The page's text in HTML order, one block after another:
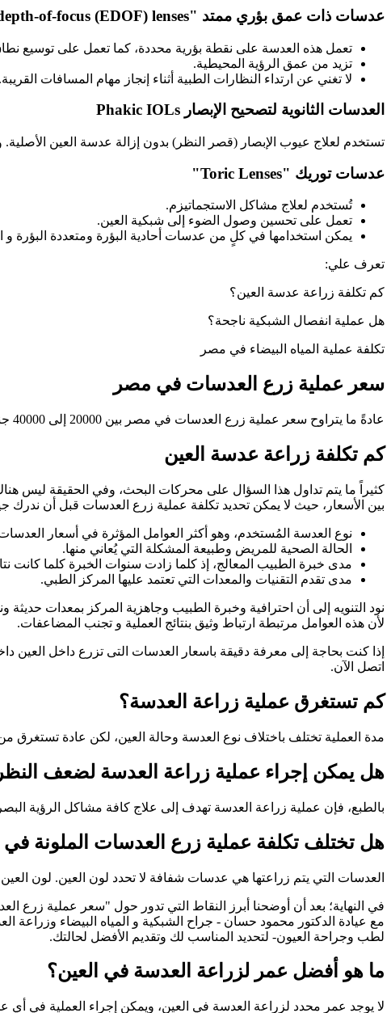
عدسات ذات عمق بؤري ممتد "Extended depth-of-focus (EDOF) lenses"
تعمل هذه العدسة على نقطة بؤرية محددة، كما تعمل على توسيع
تزيد من عمق الرؤية المحيطية.
لا تغني عن ارتداء النظارات الطبية أثناء إنجاز مهام المسافات القريبة.
العدسات الثانوية لتصحيح الإبصار Phakic IOLs
تستخدم لعلاج عيوب الإبصار (قصر النظر) بدون إزالة عدسة العين الأصلية.
عدسات توريك "Toric Lenses"
تُستخدم لعلاج مشاكل الاستجماتيزم.
تعمل على تحسين وصول الضوء إلى شبكية العين.
يمكن استخدامها في كلٍ من عدسات أحادية البؤرة ومتعددة البؤرة و
تعرف علي:
كم تكلفة زراعة عدسة العين؟
هل عملية انفصال الشبكية ناجحة؟
تكلفة عملية المياه البيضاء في مصر
سعر عملية زرع العدسات في مصر
عادةً ما يتراوح سعر عملية زرع العدسات في مصر بين 20000 إلى 40000 جنيه مصري، وقد تزداد أو تقل حسب العوامل المؤثرة في تحديد التكلفة التي سيتم توضيحها خلال الفقرة القادمة.
كم تكلفة زراعة عدسة العين
كثيراً ما يتم تداول هذا السؤال على محركات البحث، وفي الحقيقة ليس
بين الأسعار، حيث لا يمكن تحديد تكلفة عملية زرع العدسات قبل أن ندرك
نوع العدسة المُستخدم، وهو أكثر العوامل المؤثرة في أسعار
الحالة الصحية للمريض وطبيعة المشكلة التي يُعاني منها.
مدى خبرة الطبيب المعالج، إذ كلما زادت سنوات الخبرة كلما كانت
مدى تقدم التقنيات والمعدات التي تعتمد عليها المركز الطبي.
نود التنويه إلى أن احترافية وخبرة الطبيب وجاهزية المركز بمعدات
لأن هذه العوامل مرتبطة ارتباط وثيق بنتائج العملية و تجنب المضاعفات.
إذا كنت بحاجة إلى معرفة دقيقة باسعار العدسات التى تزرع داخل العين
اتصل الآن.
كم تستغرق عملية زراعة العدسة؟
مدة العملية تختلف باختلاف نوع العدسة وحالة العين، لكن عادة تستغرق من 20 إلى 30 دقيقة لكل
هل يمكن إجراء عملية زراعة العدسة لضعف
بالطبع، فإن عملية زراعة العدسة تهدف إلى علاج كافة مشاكل الرؤية
هل تختلف تكلفة عملية زرع العدسات الملونة
العدسات التي يتم زراعتها هي عدسات شفافة لا تحدد لون العين. لون
في النهاية؛ بعد أن أوضحنا أبرز النقاط التي تدور حول "سعر عملية زرع
مع عيادة الدكتور محمود حسان - جراح الشبكية و المياه البيضاء وزراعة
لطب وجراحة العيون- لتحديد المناسب لك وتقديم الأفضل لحالتك.
ما هو أفضل عمر لزراعة العدسة في العين؟
لا يوجد عمر محدد لزراعة العدسة في العين، ويمكن إجراء العملية في أي